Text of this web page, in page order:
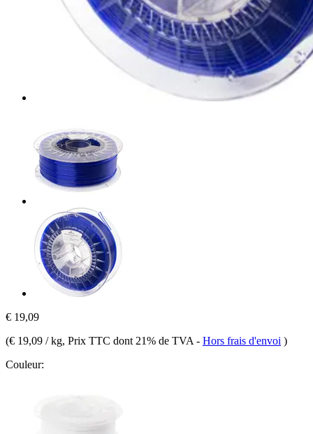
€ 19,09
(€ 19,09 / kg, Prix TTC dont 21% de TVA - Hors frais d'envoi )
Couleur: